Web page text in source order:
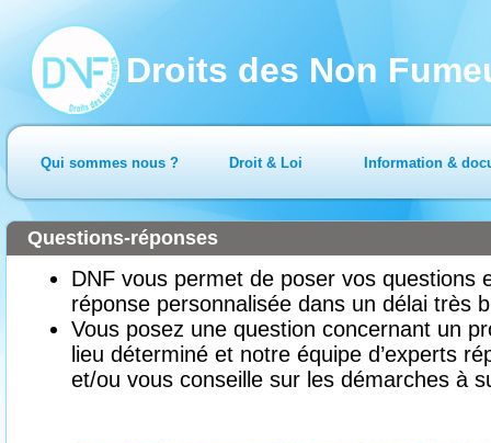
Droits des Non
Qui sommes nous ? Droit & Loi Information &
DNF vous permet de poser vos questions
réponse personnalisée dans un délai très
Vous posez une question concernant un
lieu déterminé et notre équipe d’experts
et/ou vous conseille sur les démarches à
Questions-réponses